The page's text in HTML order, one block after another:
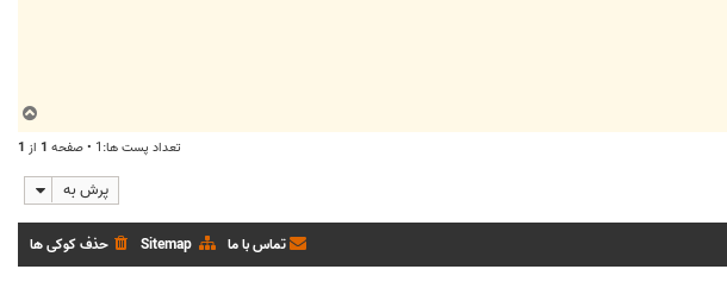
ا
تعداد پست ها:1 • صفحه 1 از 1
پرش به
حذف کوکی ها Sitemap تماس با ما